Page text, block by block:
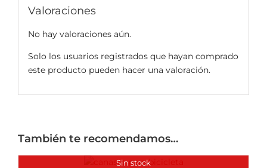
Valoraciones
No hay valoraciones aún.
Solo los usuarios registrados que hayan comprado
este producto pueden hacer una valoración.
También te recomendamos…
Sin stock